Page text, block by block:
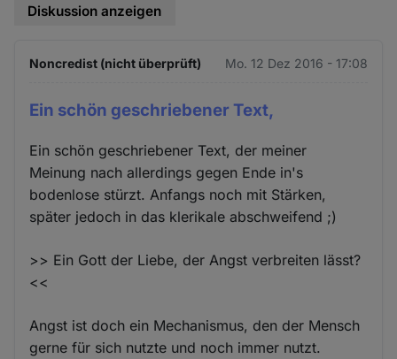
Diskussion anzeigen
Noncredist (nicht überprüft) Mo. 12 Dez 2016 - 17:08
Ein schön geschriebener Text,
Ein schön geschriebener Text, der meiner
Meinung nach allerdings gegen Ende in's
bodenlose stürzt. Anfangs noch mit Stärken,
später jedoch in das klerikale abschweifend ;)
>> Ein Gott der Liebe, der Angst verbreiten lässt?
<<
Angst ist doch ein Mechanismus, den der Mensch
gerne für sich nutzte und noch immer nutzt.